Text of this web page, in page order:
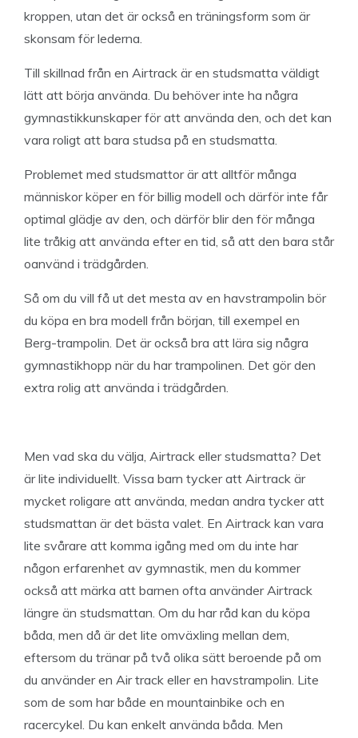
kroppen, utan det är också en träningsform som är
skonsam för lederna.
Till skillnad från en Airtrack är en studsmatta väldigt
lätt att börja använda. Du behöver inte ha några
gymnastikkunskaper för att använda den, och det kan
vara roligt att bara studsa på en studsmatta.
Problemet med studsmattor är att alltför många
människor köper en för billig modell och därför inte får
optimal glädje av den, och därför blir den för många
lite tråkig att använda efter en tid, så att den bara står
oanvänd i trädgården.
Så om du vill få ut det mesta av en havstrampolin bör
du köpa en bra modell från början, till exempel en
Berg-trampolin. Det är också bra att lära sig några
gymnastikhopp när du har trampolinen. Det gör den
extra rolig att använda i trädgården.
Men vad ska du välja, Airtrack eller studsmatta? Det
är lite individuellt. Vissa barn tycker att Airtrack är
mycket roligare att använda, medan andra tycker att
studsmattan är det bästa valet. En Airtrack kan vara
lite svårare att komma igång med om du inte har
någon erfarenhet av gymnastik, men du kommer
också att märka att barnen ofta använder Airtrack
längre än studsmattan. Om du har råd kan du köpa
båda, men då är det lite omväxling mellan dem,
eftersom du tränar på två olika sätt beroende på om
du använder en Air track eller en havstrampolin. Lite
som de som har både en mountainbike och en
racercykel. Du kan enkelt använda båda. Men